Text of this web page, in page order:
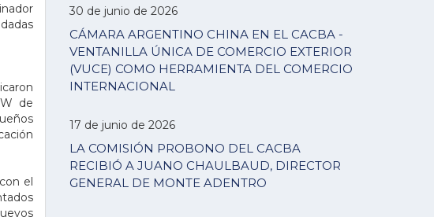
de
el
30 de junio de 2026
CÁMARA ARGENTINO CHINA EN EL CACBA -
VENTANILLA ÚNICA DE COMERCIO EXTERIOR
(VUCE) COMO HERRAMIENTA DEL COMERCIO
INTERNACIONAL
17 de junio de 2026
LA COMISIÓN PROBONO DEL CACBA
RECIBIÓ A JUANO CHAULBAUD, DIRECTOR
GENERAL DE MONTE ADENTRO